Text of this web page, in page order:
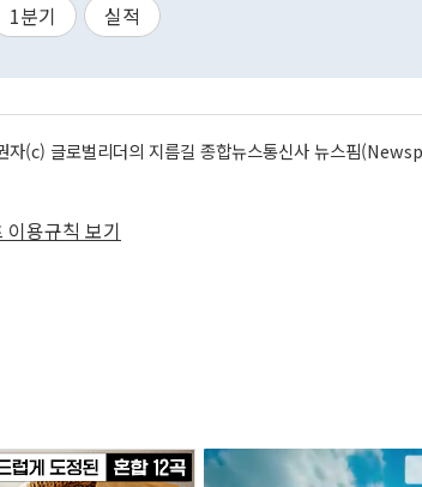
1분기 실적
자(c) 글로벌리더의 지름길 종합뉴스통신사 뉴스핌
이용규칙 보기